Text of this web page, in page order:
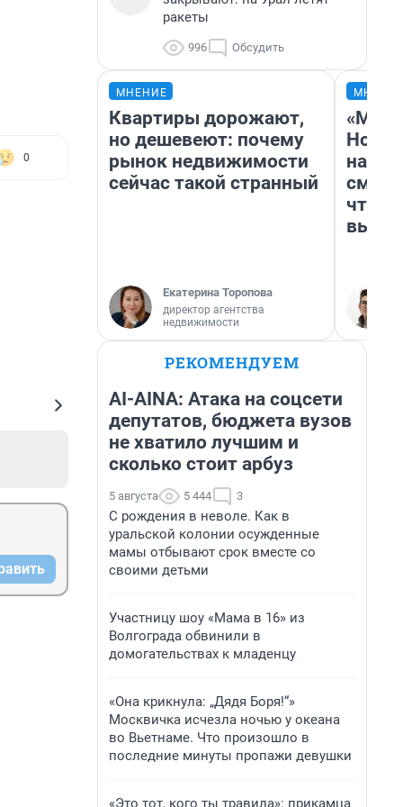
0
ракеты
996 Обсудить
МНЕНИЕ
Квартиры дорожают,
но дешевеют: почему
рынок недвижимости
сейчас такой странный
Екатерина Торопова
директор агентства
недвижимости
«Мы
РЕКОМЕНДУЕМ
AI-AINA: Атака на соцсети
депутатов, бюджета вузов
не хватило лучшим и
сколько стоит арбуз
5 августа 5 444 3
С рождения в неволе. Как в
уральской колонии осужденные
мамы отбывают срок вместе со
своими детьми
Участницу шоу «Мама в 16» из
Волгограда обвинили в
домогательствах к младенцу
«Она крикнула: „Дядя Боря!“»
Москвичка исчезла ночью у океана
во Вьетнаме. Что произошло в
последние минуты пропажи девушки
«Это тот, кого ты травила»: прикамца